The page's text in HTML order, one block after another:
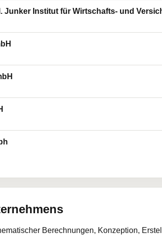
Junker Institut für Wirtschafts- und
Berechnungen, Konzeption,